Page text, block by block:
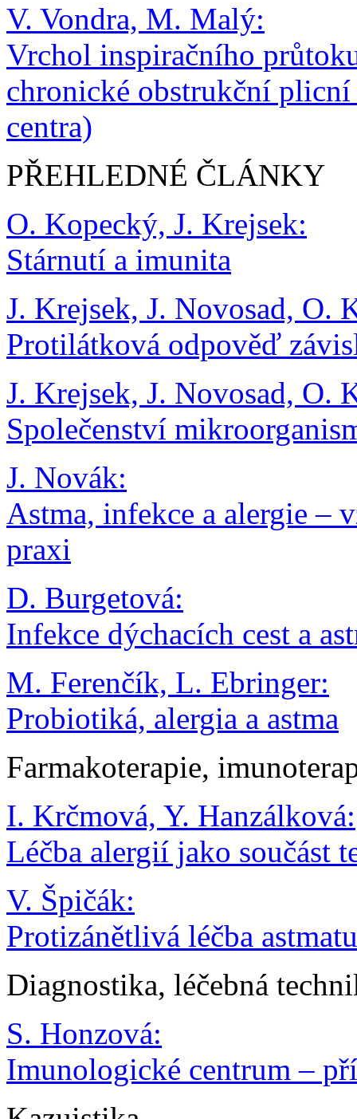
V. Vondra, M. Malý:
Vrchol inspiračního
chronické obstrukční
centra)
PŘEHLEDNÉ ČLÁNKY
O. Kopecký, J. Krejsek:
Stárnutí a imunita
J. Krejsek, J. Novosad, O.
Protilátková odpověď
J. Krejsek, J. Novosad, O.
Společenství
J. Novák:
Astma, infekce a alergie –
praxi
D. Burgetová:
Infekce dýchacích cest a
M. Ferenčík, L. Ebringer:
Probiotiká, alergia a astma
Farmakoterapie,
I. Krčmová, Y. Hanzálková:
Léčba alergií jako součást
V. Špičák:
Protizánětlivá léčba
Diagnostika, léčebná
S. Honzová:
Imunologické centrum –